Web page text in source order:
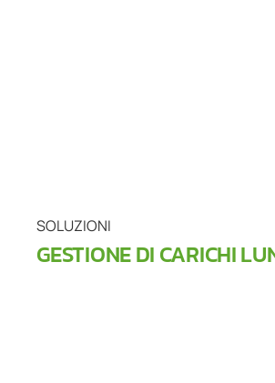
SOLUZIONI
GESTIONE DI CARICHI